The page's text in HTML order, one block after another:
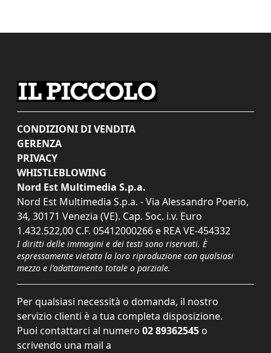
CONDIZIONI DI VENDITA
GERENZA
PRIVACY
WHISTLEBLOWING
Nord Est Multimedia S.p.a.
Nord Est Multimedia S.p.a. - Via Alessandro Poerio,
34, 30171 Venezia (VE). Cap. Soc. i.v. Euro
1.432.522,00 C.F. 05412000266 e REA VE-454332
I diritti delle immagini e dei testi sono riservati. È
espressamente vietata la loro riproduzione con qualsiasi
mezzo e l'adattamento totale o parziale.
Per qualsiasi necessità o domanda, il nostro
servizio clienti è a tua completa disposizione.
Puoi contattarci al numero 02 89362545 o
scrivendo una mail a